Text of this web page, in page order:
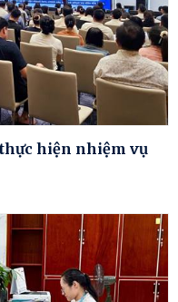
hiện nhiệm vụ